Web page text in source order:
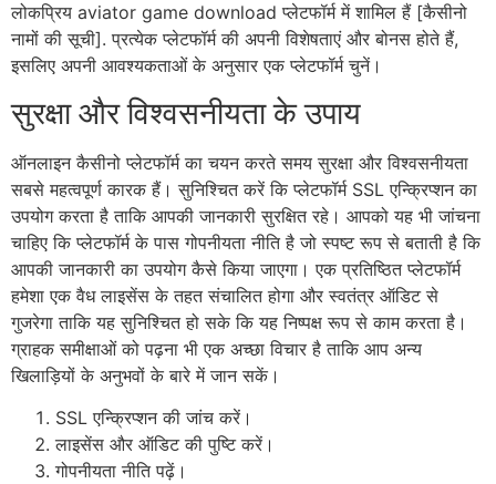
लोकप्रिय aviator game download प्लेटफॉर्म में शामिल हैं [कैसीनो
नामों की सूची]. प्रत्येक प्लेटफॉर्म की अपनी विशेषताएं और बोनस होते हैं,
इसलिए अपनी आवश्यकताओं के अनुसार एक प्लेटफॉर्म चुनें।
सुरक्षा और विश्वसनीयता के उपाय
ऑनलाइन कैसीनो प्लेटफॉर्म का चयन करते समय सुरक्षा और विश्वसनीयता
सबसे महत्वपूर्ण कारक हैं। सुनिश्चित करें कि प्लेटफॉर्म SSL एन्क्रिप्शन का
उपयोग करता है ताकि आपकी जानकारी सुरक्षित रहे। आपको यह भी जांचना
चाहिए कि प्लेटफॉर्म के पास गोपनीयता नीति है जो स्पष्ट रूप से बताती है कि
आपकी जानकारी का उपयोग कैसे किया जाएगा। एक प्रतिष्ठित प्लेटफॉर्म
हमेशा एक वैध लाइसेंस के तहत संचालित होगा और स्वतंत्र ऑडिट से
गुजरेगा ताकि यह सुनिश्चित हो सके कि यह निष्पक्ष रूप से काम करता है।
ग्राहक समीक्षाओं को पढ़ना भी एक अच्छा विचार है ताकि आप अन्य
खिलाड़ियों के अनुभवों के बारे में जान सकें।
SSL एन्क्रिप्शन की जांच करें।
लाइसेंस और ऑडिट की पुष्टि करें।
गोपनीयता नीति पढ़ें।